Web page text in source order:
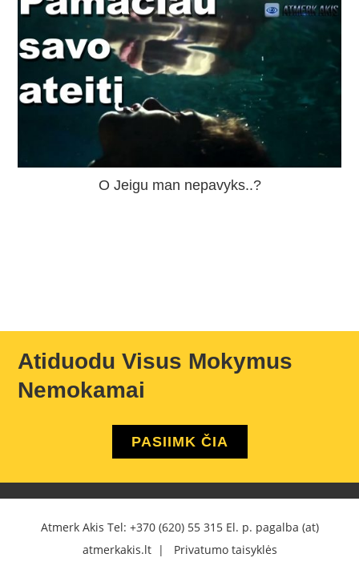
O Jeigu man nepavyks..?
Atiduodu Visus Mokymus
Nemokamai
PASIIMK ČIA
Atmerk Akis Tel: +370 (620) 55 315El. p. pagalba (at)
atmerkakis.lt | Privatumo taisyklės